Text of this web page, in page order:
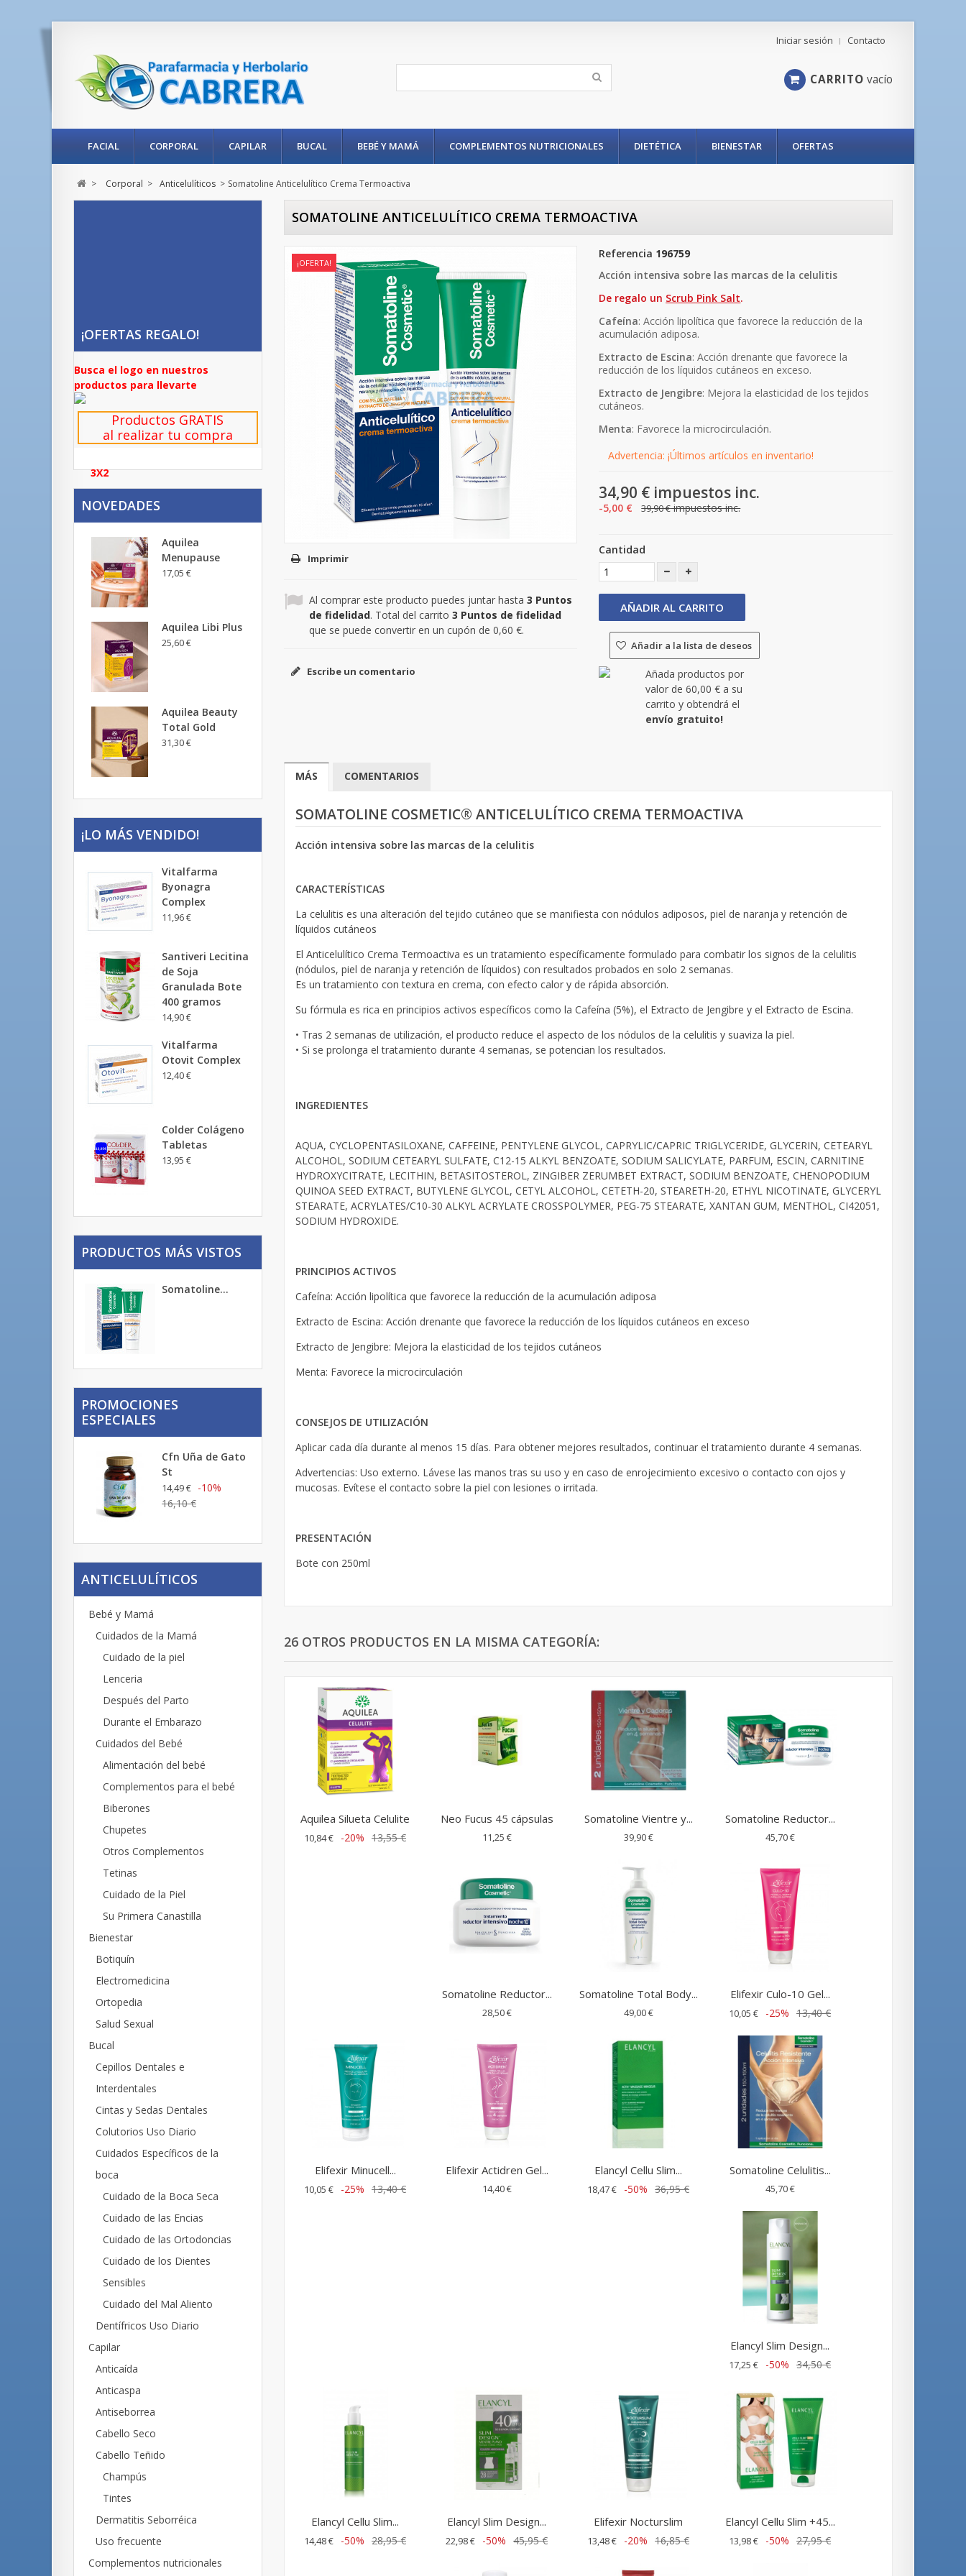
Contacto
Iniciar sesión
CARRITO vacío
FACIAL CORPORAL CAPILAR BUCAL BEBÉ Y MAMÁ COMPLEMENTOS NUTRICIONALES DIETÉTICA BIENESTAR OFERTAS
> Corporal > Anticelulíticos > Somatoline Anticelulítico Crema Termoactiva
¡OFERTAS REGALO!
Busca el logo en nuestros
productos para llevarte
Productos GRATIS
al realizar tu compra
3X2
NOVEDADES
Aquilea
Menupause
17,05 €
Aquilea Libi Plus
25,60 €
Aquilea Beauty
Total Gold
31,30 €
¡LO MÁS VENDIDO!
Vitalfarma
Byonagra
Complex
11,96 €
Santiveri Lecitina
de Soja
Granulada Bote
400 gramos
14,90 €
Vitalfarma
Otovit Complex
12,40 €
Colder Colágeno
Tabletas
13,95 €
PRODUCTOS MÁS VISTOS
Somatoline...
PROMOCIONES
ESPECIALES
Cfn Uña de Gato
St
14,49 € -10%
16,10 €
ANTICELULÍTICOS
Bebé y Mamá
Cuidados de la Mamá
Cuidado de la piel
Lenceria
Después del Parto
Durante el Embarazo
Cuidados del Bebé
Alimentación del bebé
Complementos para el bebé
Biberones
Chupetes
Otros Complementos
Tetinas
Cuidado de la Piel
Su Primera Canastilla
Bienestar
Botiquín
Electromedicina
Ortopedia
Salud Sexual
Bucal
Cepillos Dentales e
Interdentales
Cintas y Sedas Dentales
Colutorios Uso Diario
Cuidados Específicos de la
boca
Cuidado de la Boca Seca
Cuidado de las Encias
Cuidado de las Ortodoncias
Cuidado de los Dientes
Sensibles
Cuidado del Mal Aliento
Dentífricos Uso Diario
Capilar
Anticaída
Anticaspa
Antiseborrea
Cabello Seco
Cabello Teñido
Champús
Tintes
Dermatitis Seborréica
Uso frecuente
Complementos nutricionales
SOMATOLINE ANTICELULÍTICO CREMA TERMOACTIVA
¡OFERTA!
Imprimir
Al comprar este producto puedes juntar hasta 3 Puntos
de fidelidad. Total del carrito 3 Puntos de fidelidad
que se puede convertir en un cupón de 0,60 €.
Escribe un comentario
Referencia 196759
Acción intensiva sobre las marcas de la celulitis
De regalo un Scrub Pink Salt.
Cafeína: Acción lipolítica que favorece la reducción de la
acumulación adiposa.
Extracto de Escina: Acción drenante que favorece la
reducción de los líquidos cutáneos en exceso.
Extracto de Jengibre: Mejora la elasticidad de los tejidos
cutáneos.
Menta: Favorece la microcirculación.
Advertencia: ¡Últimos artículos en inventario!
34,90 € impuestos inc.
-5,00 € 39,90 €impuestos inc.
Cantidad
AÑADIR AL CARRITO
Añadir a la lista de deseos
Añada productos por
valor de60,00 € a su
carrito y obtendrá el
envío gratuito!
MÁS COMENTARIOS
SOMATOLINE COSMETIC® ANTICELULÍTICO CREMA TERMOACTIVA
Acción intensiva sobre las marcas de la celulitis
CARACTERÍSTICAS
La celulitis es una alteración del tejido cutáneo que se manifiesta con nódulos adiposos, piel de naranja y retención de
líquidos cutáneos
El Anticelulítico Crema Termoactiva es un tratamiento específicamente formulado para combatir los signos de la celulitis
(nódulos, piel de naranja y retención de líquidos) con resultados probados en solo 2 semanas.
Es un tratamiento con textura en crema, con efecto calor y de rápida absorción.
Su fórmula es rica en principios activos específicos como la Cafeína (5%), el Extracto de Jengibre y el Extracto de Escina.
• Tras 2 semanas de utilización, el producto reduce el aspecto de los nódulos de la celulitis y suaviza la piel.
• Si se prolonga el tratamiento durante 4 semanas, se potencian los resultados.
INGREDIENTES
AQUA, CYCLOPENTASILOXANE, CAFFEINE, PENTYLENE GLYCOL, CAPRYLIC/CAPRIC TRIGLYCERIDE, GLYCERIN, CETEARYL
ALCOHOL, SODIUM CETEARYL SULFATE, C12-15 ALKYL BENZOATE, SODIUM SALICYLATE, PARFUM, ESCIN, CARNITINE
HYDROXYCITRATE, LECITHIN, BETASITOSTEROL, ZINGIBER ZERUMBET EXTRACT, SODIUM BENZOATE, CHENOPODIUM
QUINOA SEED EXTRACT, BUTYLENE GLYCOL, CETYL ALCOHOL, CETETH-20, STEARETH-20, ETHYL NICOTINATE, GLYCERYL
STEARATE, ACRYLATES/C10-30 ALKYL ACRYLATE CROSSPOLYMER, PEG-75 STEARATE, XANTAN GUM, MENTHOL, CI42051,
SODIUM HYDROXIDE.
PRINCIPIOS ACTIVOS
Cafeína: Acción lipolítica que favorece la reducción de la acumulación adiposa
Extracto de Escina: Acción drenante que favorece la reducción de los líquidos cutáneos en exceso
Extracto de Jengibre: Mejora la elasticidad de los tejidos cutáneos
Menta: Favorece la microcirculación
CONSEJOS DE UTILIZACIÓN
Aplicar cada día durante al menos 15 días. Para obtener mejores resultados, continuar el tratamiento durante 4 semanas.
Advertencias: Uso externo. Lávese las manos tras su uso y en caso de enrojecimiento excesivo o contacto con ojos y
mucosas. Evítese el contacto sobre la piel con lesiones o irritada.
PRESENTACIÓN
Bote con 250ml
26 OTROS PRODUCTOS EN LA MISMA CATEGORÍA:
Aquilea Silueta Celulite
10,84 € -20% 13,55 €
Neo Fucus 45 cápsulas
11,25 €
Somatoline Vientre y...
39,90 €
Somatoline Reductor...
45,70 €
Somatoline Reductor...
28,50 €
Somatoline Total Body...
49,00 €
Elifexir Culo-10 Gel...
10,05 € -25% 13,40 €
Elifexir Minucell...
10,05 € -25% 13,40 €
Elifexir Actidren Gel...
14,40 €
Elancyl Cellu Slim...
18,47 € -50% 36,95 €
Somatoline Celulitis...
45,70 €
Elancyl Slim Design...
17,25 € -50% 34,50 €
Elancyl Cellu Slim...
14,48 € -50% 28,95 €
Elancyl Slim Design...
22,98 € -50% 45,95 €
Elifexir Nocturslim
13,48 € -20% 16,85 €
Elancyl Cellu Slim +45...
13,98 € -50% 27,95 €